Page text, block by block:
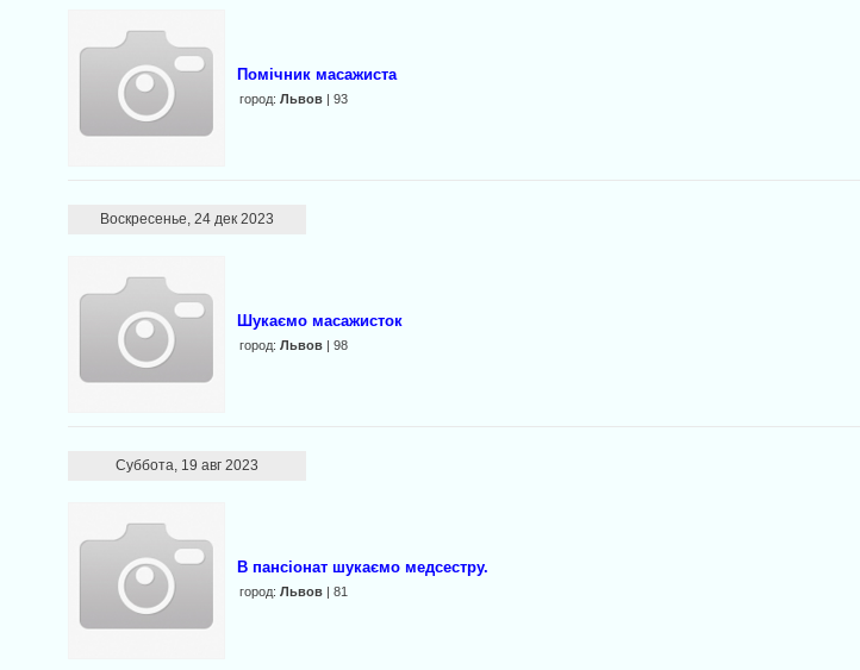
Помічник масажиста
город:Львов | 93
Воскресенье, 24 дек 2023
Шукаємо масажисток
город:Львов | 98
Суббота, 19 авг 2023
В пансіонат шукаємо медсестру.
город:Львов | 81